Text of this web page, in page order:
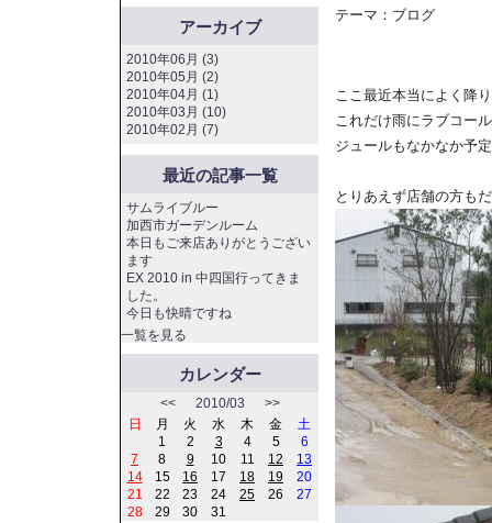
テーマ： ブログ
ここ最近本当によく降
これだけ雨にラブコー
ジュールもなかなか予
とりあえず店舗の方も
アーカイブ
2010年06月 (3)
2010年05月 (2)
2010年04月 (1)
2010年03月 (10)
2010年02月 (7)
最近の記事一覧
サムライブルー
加西市ガーデンルーム
本日もご来店ありがとうござい
ます
EX 2010 in 中四国行ってきま
した。
今日も快晴ですね
一覧を見る
カレンダー
<<2010/03 >>
日
月 火 水 木 金
土
1
2 3 4 5
6
7
8 9 10 11 12
13
14
15 16 17 18 19
20
21
22 23 24 25 26
27
28
29 30 31